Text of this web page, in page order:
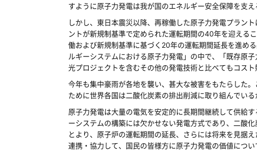
すように原子力発電は我が国のエネルギー安全保障を支
しかし、東日本震災以降、再稼働した原子力発電プラン
ントが新規制基準で定められた運転期間の40年を迎える
働および新規制基準に基づく20年の運転期間延長を進め
ルギーシステムにおける原子力発電」の中で、「既存原
光プロジェクトを含むその他の発電技術と比べてもコスト
今年も集中豪雨が各地を襲い、甚大な被害をもたらした
ために世界各国は二酸化炭素の排出削減に取り組んでい
原子力発電は大量の電気を安定的に長期間継続して供給
ーシステムの構築には欠かせない発電方式であり、二酸
とより、原子炉の運転期間の延長、さらには将来を見据
連携・協力して、国民の皆様方に原子力発電の価値につ